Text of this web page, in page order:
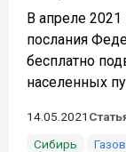
В апреле
послания
бесплатно
населенных
14.05.2021
Сибирь